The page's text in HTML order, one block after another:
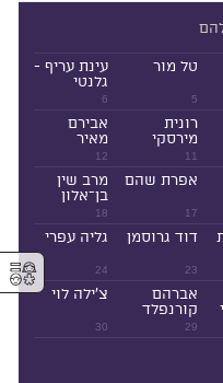
5
טל מור
6
עינת עריף -
גלנטי
11
רונית
מירסקי
12
אבירם
מאיר
17
אפרת שהם
18
מרב שין
בן־אלון
23
דוד גרוסמן
24
גליה עפרי
29
אברהם
קורנפלד
30
צ'ילה לוי
⚥︎